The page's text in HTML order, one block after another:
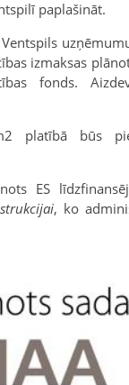
paplašināt.
izmaksas
fonds.
platībā būs
ES
, ko